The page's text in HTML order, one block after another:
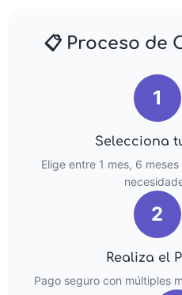
📋 Proceso de
1
Selecciona
Elige entre 1 mes, 6
2
Realiza el
Pago seguro con múltiples